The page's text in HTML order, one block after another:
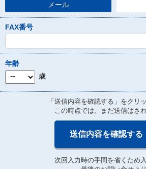
メール
FAX番号
年齢
歳
「送信内容を確認する」をクリ
この時点では、まだ送信はされ
送信内容を確認する
次回入力時の手間を省くため